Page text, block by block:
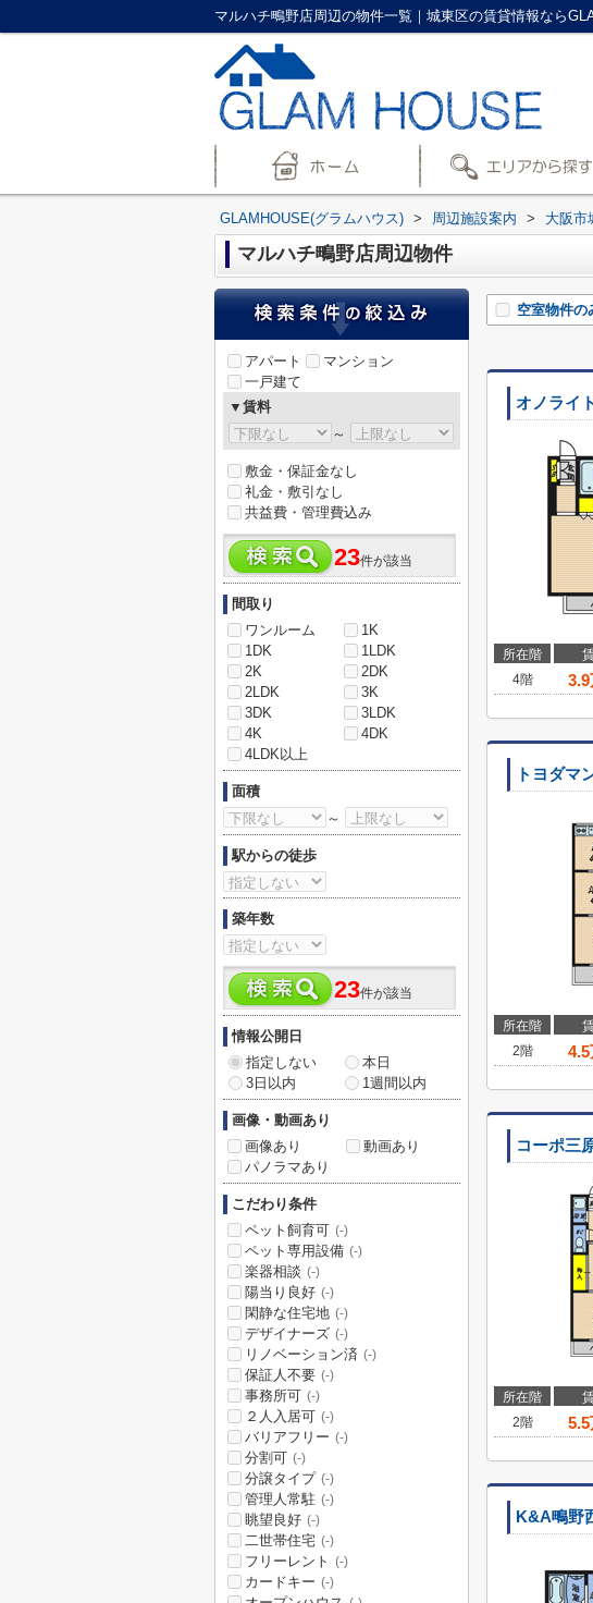
マルハチ鴫野店周辺の物件一覧｜城東区の賃貸情報なら
GLAMHOUSE(グラムハウス) > 周辺施設案内 > 大阪市
マルハチ鴫野店周辺物件
空室物件の
オノライ
所在階
4階
3.9
トヨダマ
所在階
2階
4.5
コーポ三
所在階
2階
5.5
K&A鴫野
アパート
マンション
一戸建て
▼賃料
～
敷金・保証金なし
礼金・敷引なし
共益費・管理費込み
23件が該当
間取り
ワンルーム
1K
1DK
1LDK
2K
2DK
2LDK
3K
3DK
3LDK
4K
4DK
4LDK以上
面積
～
駅からの徒歩
築年数
23件が該当
情報公開日
指定しない
本日
3日以内
1週間以内
画像・動画あり
画像あり
動画あり
パノラマあり
こだわり条件
ペット飼育可 (-)
ペット専用設備 (-)
楽器相談 (-)
陽当り良好 (-)
閑静な住宅地 (-)
デザイナーズ (-)
リノベーション済 (-)
保証人不要 (-)
事務所可 (-)
２人入居可 (-)
バリアフリー (-)
分割可 (-)
分譲タイプ (-)
管理人常駐 (-)
眺望良好 (-)
二世帯住宅 (-)
フリーレント (-)
カードキー (-)